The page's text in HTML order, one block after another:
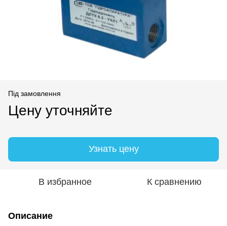
Під замовлення
Цену уточняйте
Узнать цену
В избранное К сравнению
Описание